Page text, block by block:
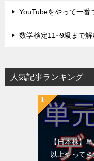
YouTubeをやって一番
数学検定11~9級まで解
人気記事ランキング
【日本株】
以上やって